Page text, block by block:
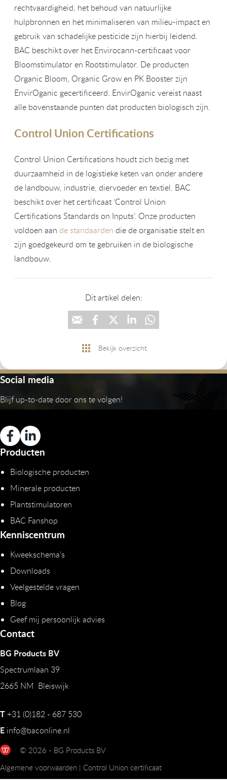
rechtvaardigheid, het behoud van natuurlijke
hulpbronnen en het minimaliseren van milieu-impact en
gebruik van schadelijke pesticide zijn hierbij leidend.
BAC beschikt over het Envirocann-certificaat voor
Bloomstimulator en Rootstimulator. De producten
Organic Bloom, Organic Grow en PK Booster zijn
EnvirOganic gecertificeerd. EnvirOganic vereist naast
alle bovenstaande punten dat producten biologisch zijn.
Control Union Certifications
Control Union Certifications houdt zich bezig met
duurzaamheid in de logistieke keten van onder andere
de landbouw, industrie, diervoeder en textiel. BAC
beschikt over het certificaat ‘Control Union
Certifications Standards on Inputs’. Onze producten
voldoen aan de standaarden die de organisatie stelt en
zijn goedgekeurd om te gebruiken in de biologische
landbouw.
Dit artikel delen:
Bekijk overzicht
Social media
Blijf up-to-date door ons te volgen!
Producten
Biologische producten
Minerale producten
Plantstimulatoren
BAC Fanshop
Kenniscentrum
Kweekschema's
Downloads
Veelgestelde vragen
Blog
Geef mij persoonlijk advies
Contact
BG Products BV
Spectrumlaan 39
2665 NM Bleiswijk
T+31 (0)182 - 687 530
E info@baconline.nl
© 2026 - BG Products BV
Algemene voorwaarden | Control Union certificaat